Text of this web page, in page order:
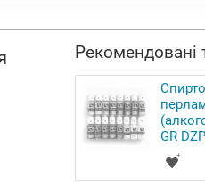
Рекомендовані
GR